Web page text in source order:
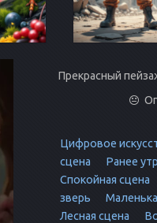
Прекрасный
Цифровое
сцена
Ранее
Спокойная сцена
зверь
Лесная сцена